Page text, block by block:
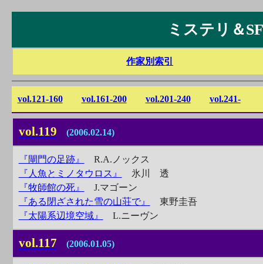
ミステリ＆
作家別索引
vol.121-160 vol.161-200 vol.201-240 vol.241-
vol.119 (2006.02.14)
『閘門の足跡』
R.A.ノックス
『人魚とミノタウロス』
氷川 透
『牧師館の死』
J.マゴーン
『ある閉ざされた雪の山荘で』
東野圭吾
『太陽系辺境空域』
L.ニーヴン
vol.117 (2006.01.05)